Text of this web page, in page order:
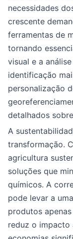
necessidades
crescente
ferramentas de
tornando
visual e a
identificação
personalização
detalhados
A
transformação.
agricultura
soluções que
químicos. A
pode levar a
produtos
reduz o impacto